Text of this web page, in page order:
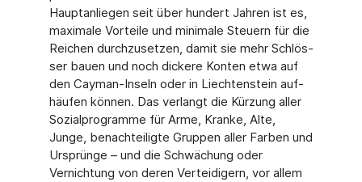
Hauptanliegen seit über hundert Jahren ist es,
maxi­male Vorteile und minimale Steuern für die
Reichen durchzusetzen, damit sie mehr Schlös­
ser bauen und noch dickere Konten etwa auf
den Cayman-Inseln oder in Liechtenstein auf­
häufen können. Das verlangt die Kürzung aller
Sozialprogramme für Arme, Kranke, Alte,
Junge, benachteiligte Gruppen aller Farben und
Ursprünge – und die Schwächung oder
Vernichtung von deren Verteidigern, vor allem